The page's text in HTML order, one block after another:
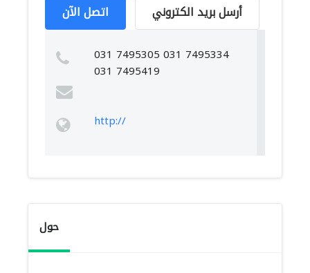
اتصل الآن أرسل بريد الكتروني
031 7495305 031 7495334
031 7495419
http://
حول